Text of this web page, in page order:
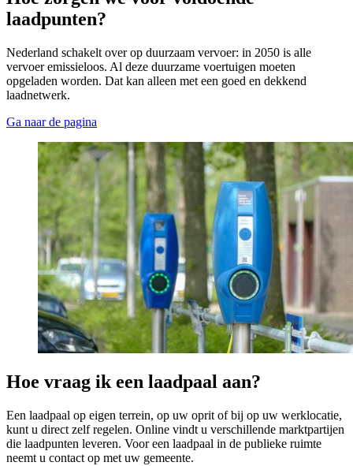
laadpunten?
Nederland schakelt over op duurzaam vervoer: in 2050 is alle
vervoer emissieloos. Al deze duurzame voertuigen moeten
opgeladen worden. Dat kan alleen met een goed en dekkend
laadnetwerk.
Ga naar de pagina
Hoe vraag ik een laadpaal aan?
Een laadpaal op eigen terrein, op uw oprit of bij op uw werklocatie,
kunt u direct zelf regelen. Online vindt u verschillende marktpartijen
die laadpunten leveren. Voor een laadpaal in de publieke ruimte
neemt u contact op met uw gemeente.